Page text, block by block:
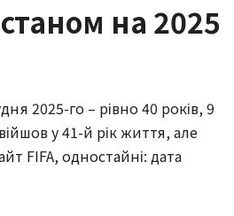
на 2025
2025-го – рівно 40 років, 9
у 41-й рік життя, але
FIFA, одностайні: дата